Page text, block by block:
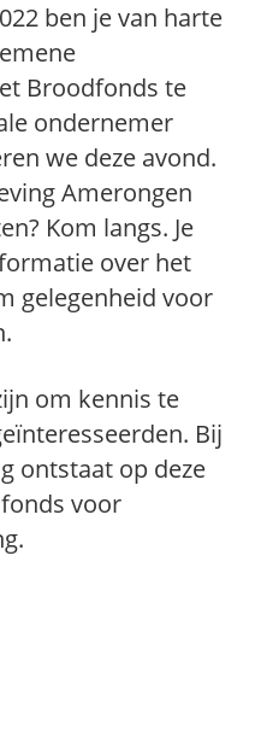
ben je van harte
Broodfonds te
ondernemer
we deze avond.
Amerongen
Kom langs. Je
over het
gelegenheid voor
om kennis te
Bij
ontstaat op deze
voor